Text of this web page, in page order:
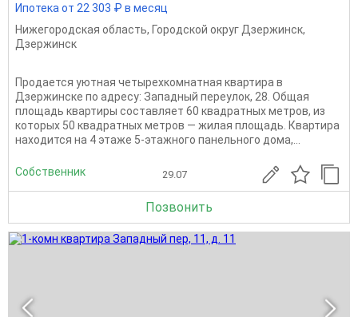
Ипотека от 22 303 ₽ в месяц
Нижегородская область, Городской округ Дзержинск,
Дзержинск
Продается уютная четырехкомнатная квартира в
Дзержинске по адресу: Западный переулок, 28. Общая
площадь квартиры составляет 60 квадратных метров, из
которых 50 квадратных метров — жилая площадь. Квартира
находится на 4 этаже 5-этажного панельного дома,...
Собственник 29.07
Позвонить